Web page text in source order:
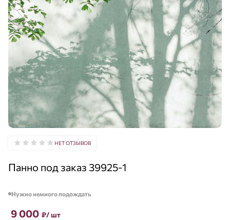
НЕТ ОТЗЫВОВ
Панно под заказ 39925-1
Нужно немного подождать
9 000 ₽/ шт